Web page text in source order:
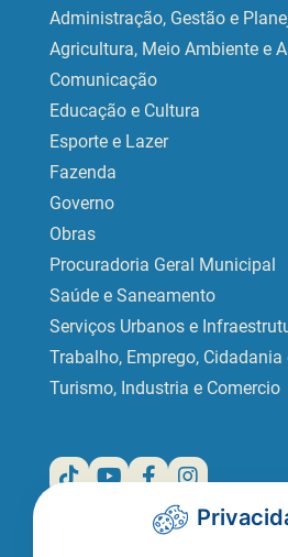
Administração, Gestão e
Agricultura, Meio Ambiente e
Comunicação
Educação e Cultura
Esporte e Lazer
Fazenda
Governo
Obras
Procuradoria Geral Municipal
Saúde e Saneamento
Serviços Urbanos e
Trabalho, Emprego,
Turismo, Industria e Comercio